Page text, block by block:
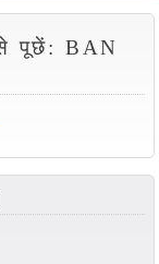
पूछें: BAN